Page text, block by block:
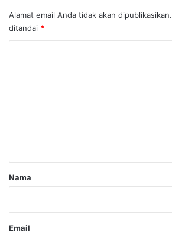
Alamat email Anda tidak akan dipublikasikan.
ditandai *
rNama
Email